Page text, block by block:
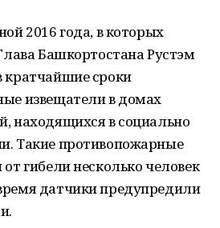
2016 года, в которых
Башкортостана Рустэм
кратчайшие сроки
извещатели в домах
находящихся в социально
Такие противопожарные
гибели несколько человек
датчики предупредили